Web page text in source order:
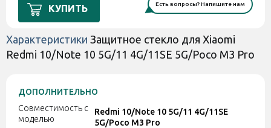
КУПИТЬ Есть вопросы? Напишите нам
Характеристики Защитное стекло для Xiaomi
Redmi 10/Note 10 5G/11 4G/11SE 5G/Poco M3 Pro
ДОПОЛНИТЕЛЬНО
Совместимость с
моделью
Redmi 10/Note 10 5G/11 4G/11SE
5G/Poco M3 Pro